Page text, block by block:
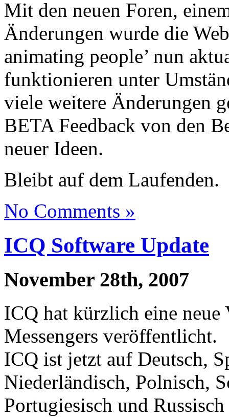
Mit den neuen Foren,
Änderungen wurde die
animating people’ nun
funktionieren unter
viele weitere Änderungen
BETA Feedback von den
neuer Ideen.
Bleibt auf dem Laufenden.
No Comments »
ICQ Software Update
November 28th, 2007
ICQ hat kürzlich eine neue
Messengers veröffentlicht.
ICQ ist jetzt auf Deutsch,
Niederländisch, Polnisch,
Portugiesisch und